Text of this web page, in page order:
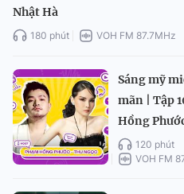
Nhật Hà
180 phút VOH FM 87.7MHz
Sáng mỹ
mãn | Tập
Hồng
120 phút
VOH FM